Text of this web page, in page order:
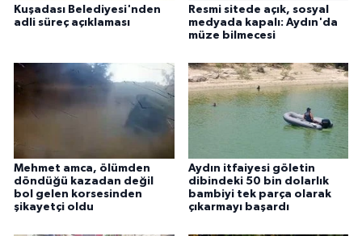
Kuşadası Belediyesi'nden
adli süreç açıklaması
Resmi sitede açık, sosyal
medyada kapalı: Aydın'da
müze bilmecesi
Mehmet amca, ölümden
döndüğü kazadan değil
bol gelen korsesinden
şikayetçi oldu
Aydın itfaiyesi göletin
dibindeki 50 bin dolarlık
bambiyi tek parça olarak
çıkarmayı başardı